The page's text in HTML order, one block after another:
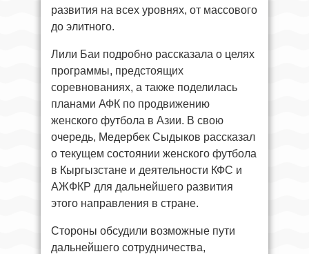
развития на всех уровнях, от массового
до элитного.
Лили Баи подробно рассказала о целях
программы, предстоящих
соревнованиях, а также поделилась
планами АФК по продвижению
женского футбола в Азии. В свою
очередь, Медербек Сыдыков рассказал
о текущем состоянии женского футбола
в Кыргызстане и деятельности КФС и
АЖФКР для дальнейшего развития
этого направления в стране.
Стороны обсудили возможные пути
дальнейшего сотрудничества,